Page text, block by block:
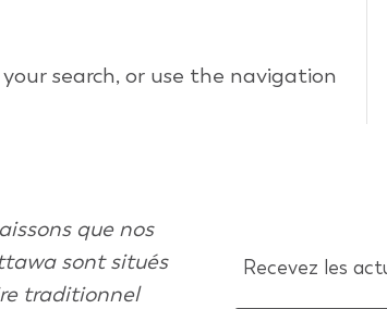
search, or use the navigation
que nos
sont situés
traditionnel
Recevez les